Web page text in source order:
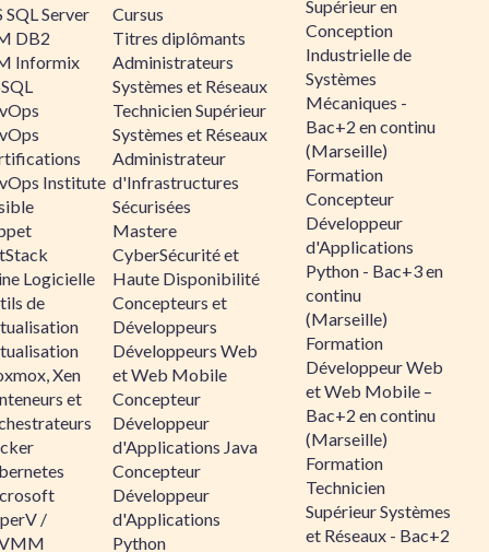
SQL Server
DB2
Informix
Institute
Logicielle
de
Xen
et
/
Cursus
Titres diplômants
Administrateurs
Systèmes et Réseaux
Technicien Supérieur
Systèmes et Réseaux
Administrateur
d'Infrastructures
Sécurisées
Mastere
CyberSécurité et
Haute Disponibilité
Concepteurs et
Développeurs
Développeurs Web
et Web Mobile
Concepteur
Développeur
d'Applications Java
Concepteur
Développeur
d'Applications
Python
Supérieur en
Conception
Industrielle de
Systèmes
Mécaniques -
Bac+2 en continu
(Marseille)
Formation
Concepteur
Développeur
d'Applications
Python - Bac+3 en
continu
(Marseille)
Formation
Développeur Web
et Web Mobile –
Bac+2 en continu
(Marseille)
Formation
Technicien
Supérieur Systèmes
et Réseaux - Bac+2